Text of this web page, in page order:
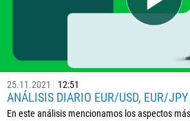
25.11.2021 12:51
ANÁLISIS DIARIO EUR/USD, EUR/
En este análisis mencionamos los aspectos
Número telefónico
355
213
Programar una llamada
00:00
Ingresa tu email